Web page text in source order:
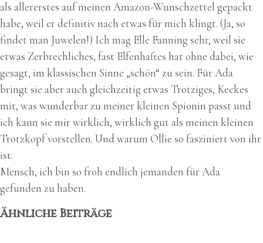
als allererstes auf meinen Amazon-Wunschzettel gepackt
habe, weil er definitiv nach etwas für mich klingt. (Ja, so
findet man Juwelen!) Ich mag Elle Fanning sehr, weil sie
etwas Zerbrechliches, fast Elfenhaftes hat ohne dabei, wie
gesagt, im klassischen Sinne „schön“ zu sein. Für Ada
bringt sie aber auch gleichzeitig etwas Trotziges, Keckes
mit, was wunderbar zu meiner kleinen Spionin passt und
ich kann sie mir wirklich, wirklich gut als meinen kleinen
Trotzkopf vorstellen. Und warum Ollie so fasziniert von ihr
ist.
Mensch, ich bin so froh endlich jemanden für Ada
gefunden zu haben.
Ähnliche Beiträge